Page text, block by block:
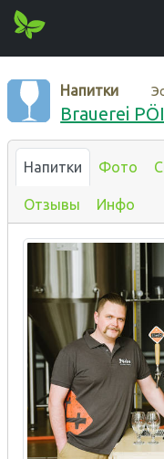
Напитки
Brauerei
Напитки Фото
Отзывы Инфо